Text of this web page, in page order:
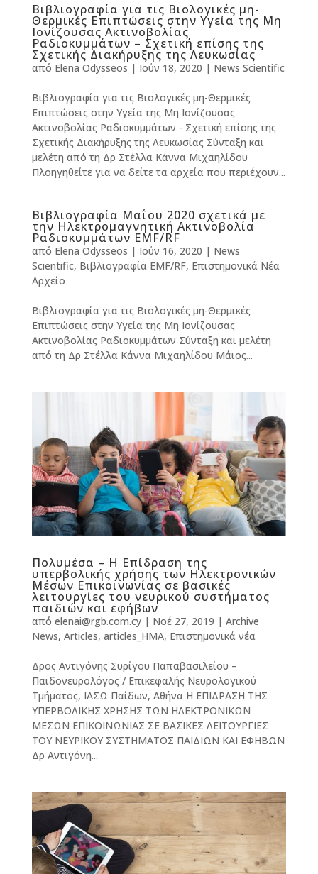
Βιβλιογραφία για τις Βιολογικές μη-
Θερμικές Επιπτώσεις στην Υγεία της Μη
Ιονίζουσας Ακτινοβολίας
Ραδιοκυμμάτων – Σχετική επίσης της
Σχετικής Διακήρυξης της Λευκωσίας
από Elena Odysseos | Ιούν 18, 2020 | News Scientific
Βιβλιογραφία για τις Βιολογικές μη-Θερμικές
Επιπτώσεις στην Υγεία της Μη Ιονίζουσας
Ακτινοβολίας Ραδιοκυμμάτων - Σχετική επίσης της
Σχετικής Διακήρυξης της Λευκωσίας Σύνταξη και
μελέτη από τη Δρ Στέλλα Κάννα Μιχαηλίδου
Πλοηγηθείτε για να δείτε τα αρχεία που περιέχουν...
Βιβλιογραφία Μαΐου 2020 σχετικά με
την Ηλεκτρομαγνητική Ακτινοβολία
Ραδιοκυμμάτων EMF/RF
από Elena Odysseos | Ιούν 16, 2020 | News
Scientific, Βιβλιογραφία EMF/RF, Επιστημονικά Νέα
Αρχείο
Βιβλιογραφία για τις Βιολογικές μη-Θερμικές
Επιπτώσεις στην Υγεία της Μη Ιονίζουσας
Ακτινοβολίας Ραδιοκυμμάτων Σύνταξη και μελέτη
από τη Δρ Στέλλα Κάννα Μιχαηλίδου Μάιος...
Πολυμέσα – Η Επίδραση της
υπερβολικής χρήσης των Ηλεκτρονικών
Μέσων Επικοινωνίας σε βασικές
λειτουργίες του νευρικού συστήματος
παιδιών και εφήβων
από elenai@rgb.com.cy| Νοέ 27, 2019 | Archive
News, Articles, articles_HMA, Επιστημονικά νέα
Δρος Αντιγόνης Συρίγου Παπαβασιλείου –
Παιδονευρολόγος / Επικεφαλής Νευρολογικού
Τμήματος, ΙΑΣΩ Παίδων, Αθήνα Η ΕΠΙΔΡΑΣΗ ΤΗΣ
ΥΠΕΡΒΟΛΙΚΗΣ ΧΡΗΣΗΣ ΤΩΝ ΗΛΕΚΤΡΟΝΙΚΩΝ
ΜΕΣΩΝ ΕΠΙΚΟΙΝΩΝΙΑΣ ΣΕ ΒΑΣΙΚΕΣ ΛΕΙΤΟΥΡΓΙΕΣ
ΤΟΥ ΝΕΥΡΙΚΟΥ ΣΥΣΤΗΜΑΤΟΣ ΠΑΙΔΙΩΝ ΚΑΙ ΕΦΗΒΩΝ
Δρ Αντιγόνη...